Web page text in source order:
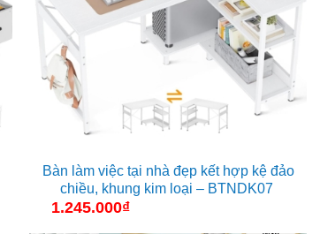
Bàn làm việc tại nhà đẹp kết hợp kệ đảo
chiều, khung kim loại – BTNDK07
1.245.000₫